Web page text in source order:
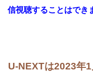
信視聴することはでき
U-NEXTは2023年